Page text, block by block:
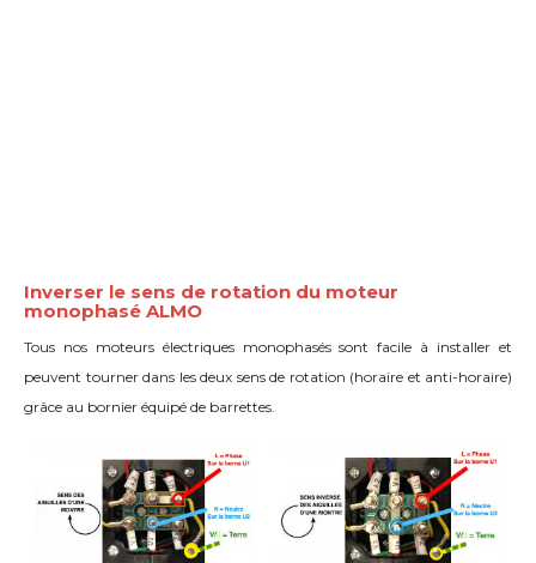
Inverser le sens de rotation du moteur
monophasé ALMO
Tous nos moteurs électriques monophasés sont facile à installer et
peuvent tourner dans les deux sens de rotation (horaire et anti-horaire)
grâce au bornier équipé de barrettes